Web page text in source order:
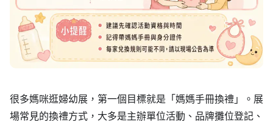
很多媽咪逛婦幼展，第一個目標就是「媽媽手冊換禮」。展
場常見的換禮方式，大多是主辦單位活動、品牌攤位登記、